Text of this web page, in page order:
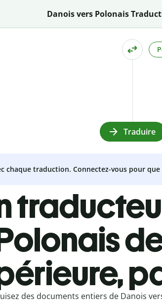
Danois vers Polonais
Traduire
chaque traduction. Connectez-vous pour
des documents entiers de Danois